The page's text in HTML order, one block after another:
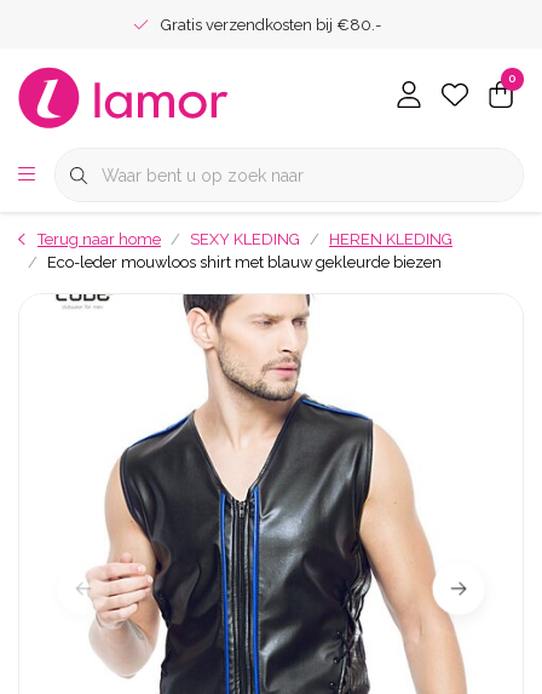
Gratis verzendkosten bij €80.-
0
Terug naar home SEXY KLEDING
HEREN KLEDING
Eco-leder mouwloos shirt met blauw gekleurde biezen